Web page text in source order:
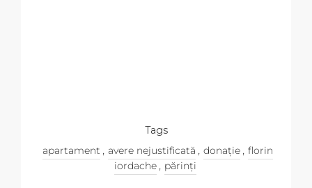
Tags
apartament , avere nejustificată , donație , florin
iordache , părinți